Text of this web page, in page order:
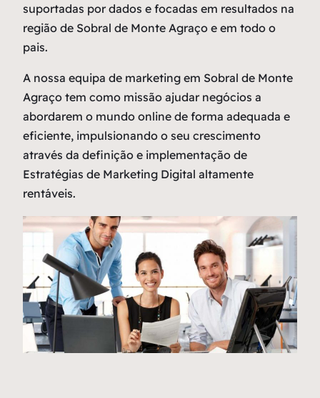
suportadas por dados e focadas em resultados na
região de Sobral de Monte Agraço e em todo o
pais.
A nossa equipa de marketing em Sobral de Monte
Agraço tem como missão ajudar negócios a
abordarem o mundo online de forma adequada e
eficiente, impulsionando o seu crescimento
através da definição e implementação de
Estratégias de Marketing Digital altamente
rentáveis.